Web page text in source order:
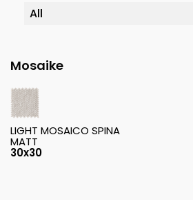
Mosaike
LIGHT MOSAICO SPINA
MATT
30x30